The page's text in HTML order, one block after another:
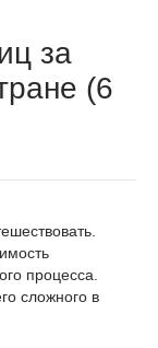
за
(6
процесса.
сложного в